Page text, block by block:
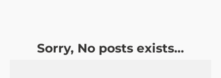
Sorry, No posts exists…